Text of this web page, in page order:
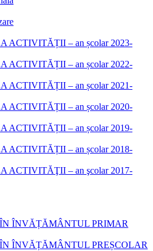
ACTIVITĂȚII – an școlar 2023-
ACTIVITĂȚII – an școlar 2022-
ACTIVITĂȚII – an școlar 2021-
ACTIVITĂȚII – an școlar 2020-
ACTIVITĂȚII – an școlar 2019-
ACTIVITĂȚII – an școlar 2018-
ACTIVITĂŢII – an şcolar 2017-
ÎNVĂȚĂMÂNTUL PRIMAR
ÎNVĂȚĂMÂNTUL PREȘCOLAR